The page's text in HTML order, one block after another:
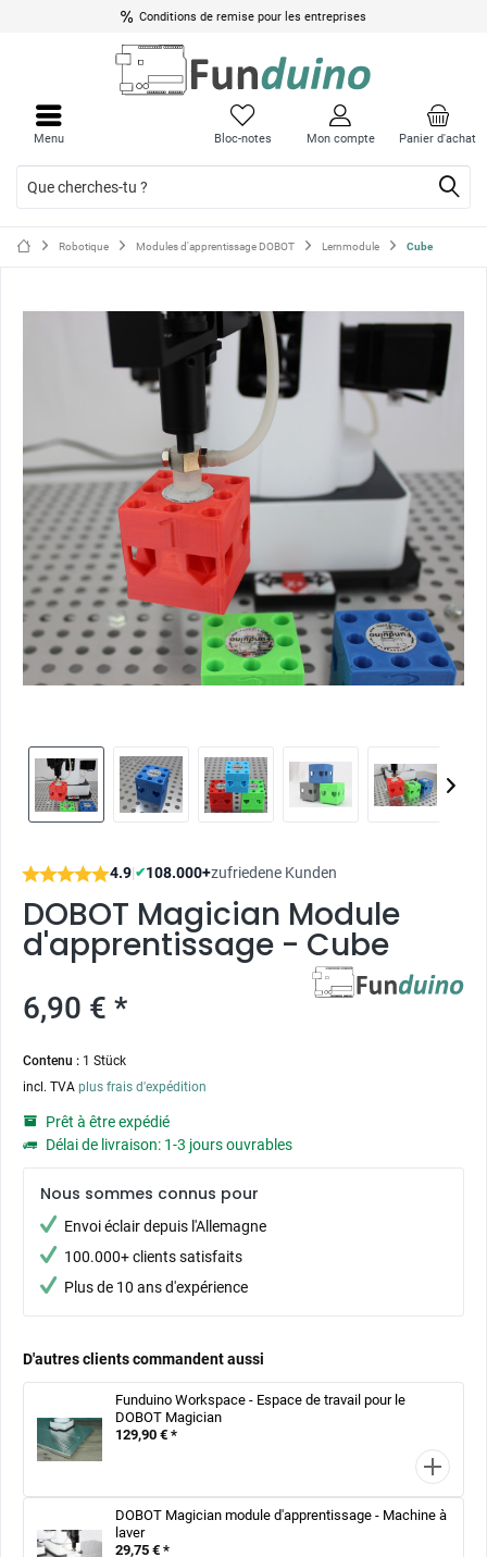
Conditions de remise pour les entreprises
Panier d'achat
Bloc-notes Mon compte
Menu
Robotique Modules d'apprentissage DOBOT Lernmodule Cube
4.9|✔108.000+zufriedene Kunden
DOBOT Magician Module
d'apprentissage - Cube
6,90 € *
Contenu : 1 Stück
incl. TVA plus frais d'expédition
Prêt à être expédié
Délai de livraison: 1-3 jours ouvrables
Nous sommes connus pour
Envoi éclair depuis l'Allemagne
100.000+ clients satisfaits
Plus de 10 ans d'expérience
D'autres clients commandent aussi
Funduino Workspace - Espace de travail pour le
DOBOT Magician
129,90 € *
DOBOT Magician module d'apprentissage - Machine à
laver
29,75 € *
le
menu
le
menu